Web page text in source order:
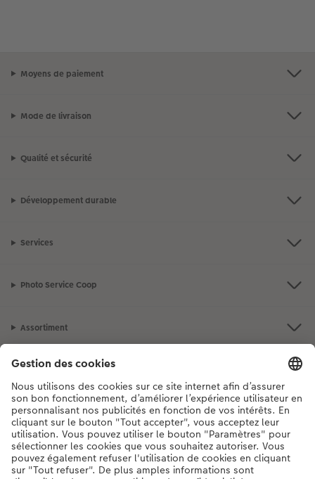
Moyens de paiement
Mode de livraison
Qualité et sécurité
Développement durable
Services
Photo Service Coop
Assortiment
Notre sélection
Si vous avez des questions concernant nos produits ou votre commande,
n'hésitez pas à nous contacter du lundi au dimanche, de 9h00 à 20h00
(hors jours fériés), au numéro de téléphone044 499 10 37• 7j/7 • de 9h à
20h
DE|FR| IT